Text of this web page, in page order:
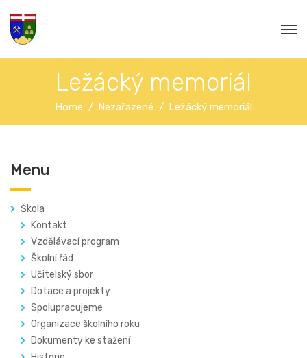
Ležácký memoriál
Home Nezařazené Ležácký memoriál
Menu
Škola
Kontakt
Vzdělávací program
Školní řád
Učitelský sbor
Dotace a projekty
Spolupracujeme
Organizace školního roku
Dokumenty ke stažení